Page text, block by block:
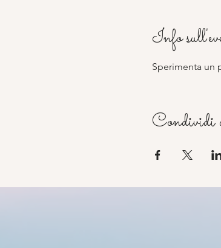
Info
Sperimenta un
Condividi